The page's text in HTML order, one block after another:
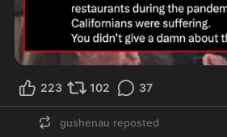
223 102 37
gushenau reposted